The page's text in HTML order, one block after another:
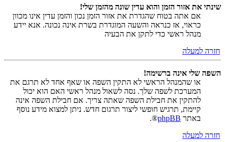
שינתי את אזור הזמן והוא עדין שונה מהזמן שלי!
אם אתה בטוח שהגדרת את אזור הזמן נכון והזמן עדין אינו מכוון
כראוי, אז כנראה והשעה המוגדרת בשרת אינה נכונה. אנא יידע
מנהל ראשי כדי לתקן את הבעיה
חזרה למעלה
השפה שלי אינה ברשימה!
או שהמנהל הראשי לא התקין השפה או שאף אחד לא תרגם את
המערכת לשפה שלך. נסה לשאול מנהל ראשי האם הוא יכול
להתקין את חבילת השפה שאתה צריך. אם חבילת השפה אינה
קיימת, תרגיש חופשי ליצור תרגום חדש. ניתן למצוא מידע נוסף
באתר phpBB
®.
חזרה למעלה